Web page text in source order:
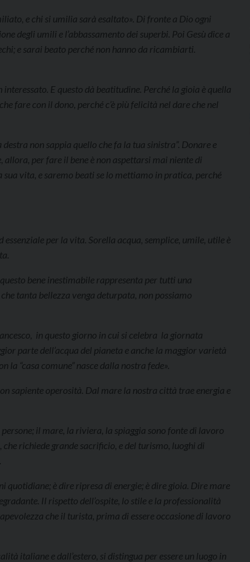
e chi si umilia sarà esaltato». Di fronte a Dio ogni
degli umili e l’abbassamento dei superbi. Poi Gesù dice a
e sarai beato perché non hanno da ricambiarti.
E questo dà beatitudine. Perché la gioia è quella
fare con il dono, perché c’è più felicità nel dare che nel
non sappia quello che fa la tua sinistra”. Donare e
per fare il bene è non aspettarsi mai niente di
vita, e saremo beati se lo mettiamo in pratica, perché
essenziale per la vita. Sorella acqua, semplice, umile, utile è
bene inestimabile rappresenta per tutti una
tanta bellezza venga deturpata, non possiamo
in questo giorno in cui si celebra la giornata
parte dell’acqua del pianeta e anche la maggior varietà
“casa comune” nasce dalla nostra fede».
sapiente operosità. Dal mare la nostra città trae energia e
il mare, la riviera, la spiaggia sono fonte di lavoro
richiede grande sacrificio, e del turismo, luoghi di
è dire ripresa di energie; è dire gioia. Dire mare
Il rispetto dell’ospite, lo stile e la professionalità
che il turista, prima di essere occasione di lavoro
italiane e dall’estero, si distingua per essere un luogo in